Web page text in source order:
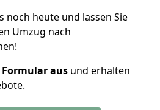
noch heute und lassen Sie
Umzug nach
Formular aus und erhalten